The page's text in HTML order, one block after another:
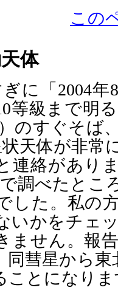
この
体
ぎに「2004
等級まで明
のすぐそば
状天体が非常
連絡があり
で調べたとこ
した。私の
いかをチェ
ません。報
同彗星から
ことになり